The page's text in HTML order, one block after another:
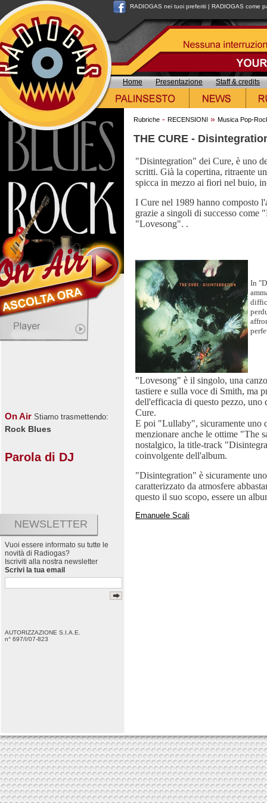
RADIOGAS nei tuoi preferiti | RADIOGAS come
Home Presentazione Staff & credits
On Air Stiamo trasmettendo:
Rock Blues
Parola di DJ
NEWSLETTER
Vuoi essere informato su tutte le
novità di Radiogas?
Iscriviti alla nostra newsletter
Scrivi la tua email
AUTORIZZAZIONE S.I.A.E.
n° 697/I/07-823
Rubriche - RECENSIONI » Musica Pop-
THE CURE -
"Disintegration" dei Cure, è uno
scritti. Già la copertina, ritraente
spicca in mezzo ai fiori nel buio,
I Cure nel 1989 hanno composto
grazie a singoli di successo
"Lovesong". .
In
"Lovesong" è il singolo, una
tastiere e sulla voce di Smith, ma
dell'efficacia di questo pezzo,
Cure.
E poi "Lullaby", sicuramente uno
menzionare anche le ottime "The
nostalgico, la title-track
coinvolgente dell'album.
"Disintegration" è sicuramente
caratterizzato da atmosfere
questo il suo scopo, essere un
Emanuele Scali